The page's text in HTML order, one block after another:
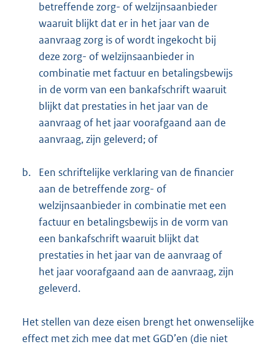
betreffende zorg- of welzijnsaanbieder
waaruit blijkt dat er in het jaar van de
aanvraag zorg is of wordt ingekocht bij
deze zorg- of welzijnsaanbieder in
combinatie met factuur en betalingsbewijs
in de vorm van een bankafschrift waaruit
blijkt dat prestaties in het jaar van de
aanvraag of het jaar voorafgaand aan de
aanvraag, zijn geleverd; of
b.
Een schriftelijke verklaring van de financier
aan de betreffende zorg- of
welzijnsaanbieder in combinatie met een
factuur en betalingsbewijs in de vorm van
een bankafschrift waaruit blijkt dat
prestaties in het jaar van de aanvraag of
het jaar voorafgaand aan de aanvraag, zijn
geleverd.
Het stellen van deze eisen brengt het onwenselijke
effect met zich mee dat met GGD’en (die niet